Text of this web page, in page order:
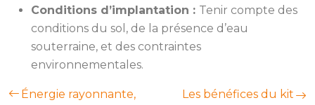
Conditions d’implantation : Tenir compte des
conditions du sol, de la présence d’eau
souterraine, et des contraintes
environnementales.
Énergie rayonnante,
Les bénéfices du kit